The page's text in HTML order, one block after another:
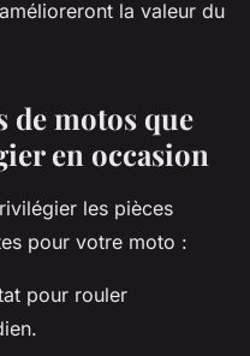
la valeur du
de motos que
en occasion
les pièces
pour votre moto :
pour rouler